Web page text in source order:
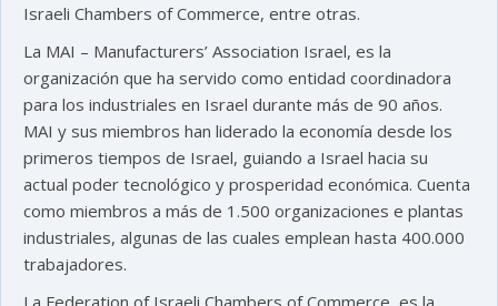
Israeli Chambers of Commerce, entre otras.
La MAI – Manufacturers’ Association Israel, es la
organización que ha servido como entidad coordinadora
para los industriales en Israel durante más de 90 años.
MAI y sus miembros han liderado la economía desde los
primeros tiempos de Israel, guiando a Israel hacia su
actual poder tecnológico y prosperidad económica. Cuenta
como miembros a más de 1.500 organizaciones e plantas
industriales, algunas de las cuales emplean hasta 400.000
trabajadores.